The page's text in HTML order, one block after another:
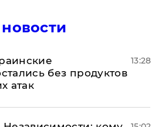
без продуктов
атак
13:28